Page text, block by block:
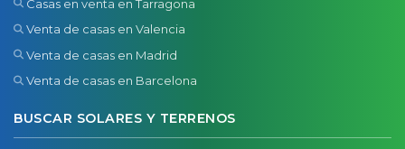
Casas en venta en Tarragona
Venta de casas en Valencia
Venta de casas en Madrid
Venta de casas en Barcelona
BUSCAR SOLARES Y TERRENOS